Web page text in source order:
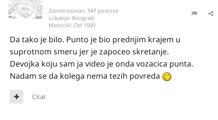
Zainteresovan, 947 postova
Lokacija: Beograd
Motocikl: Cbf 1000
Da tako je bilo. Punto je bio prednjim krajem u
suprotnom smeru jer je zapoceo skretanje.
Devojka koju sam ja video je onda vozacica punta.
Nadam se da kolega nema tezih povreda
Citat